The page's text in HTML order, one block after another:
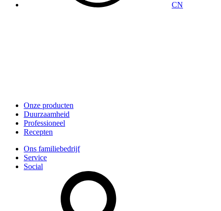
CN
Onze producten
Duurzaamheid
Professioneel
Recepten
Ons familiebedrijf
Service
Social